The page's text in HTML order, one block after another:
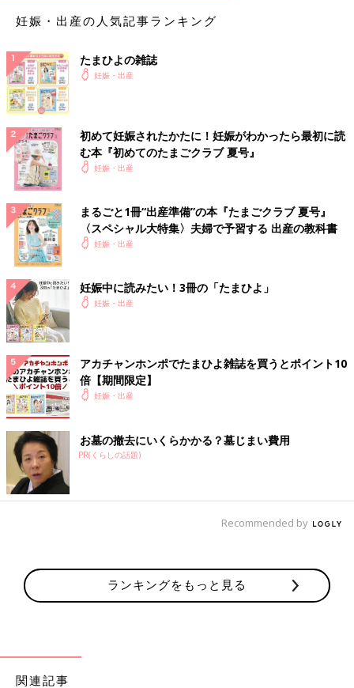
時期でも安心して使用できる、子への影響や身体への負担が少な
や肩への負担が減り、支払い動作等が楽になった。ただ、歩く際
に足がベビーカーのタイヤに当たり、蹴ってしまいます。
使用期間
主な交通手段
自家用車
居住地域
広島県
主に使用する人
自宅までの環境状況
階段利用
普段の収納方法
折りたたんで収納する
ふみ さん
（生後０～３カ月ベビー／25才以上～29才ママ）
【ラクーナ クッション AG】
良かった点は、曲がるのが楽でスムーズに移動できること。ベビ
ーカーの角度を変えるのが紐を引っ張るだけなのでやりやすいこ
と。ただ、首が座っていない時期に乗せると体がズレてなかなか
上手く座れないことがある。
使用期間
主な交通手段
徒歩
自宅までの環境状況
階段利用
ぴーちゃん さん
（1才代ベビー／35才以上～39才ママ）
妊娠・出産の人気記事ランキング
たまひよの雑誌
妊娠・出産
初めて妊娠されたかたに！妊娠がわかったら最初に読
む本『初めてのたまごクラブ 夏号』
妊娠・出産
まるごと1冊“出産準備”の本『たまごクラブ 夏号』
〈スペシャル大特集〉夫婦で予習する 出産の教科書
妊娠・出産
妊娠中に読みたい！3冊の「たまひよ」
妊娠・出産
アカチャンホンポでたまひよ雑誌を買うとポイント10
倍【期間限定】
妊娠・出産
お墓の撤去にいくらかかる？墓じまい費用
PR(くらしの話題)
Recommended by
ランキングをもっと見る
関連記事